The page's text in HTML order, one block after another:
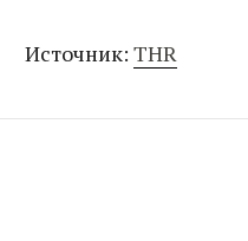
Источник:THR